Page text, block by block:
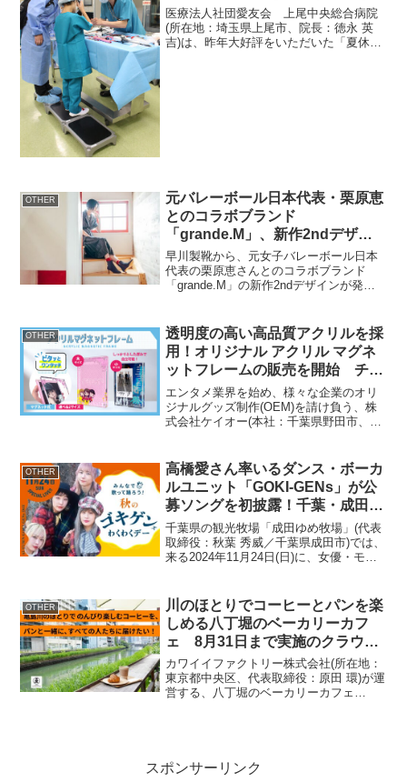
月3日(土)に開催
医療法人社団愛友会 上尾中央総合病院
(所在地：埼玉県上尾市、院長：徳永 英
吉)は、昨年大好評をいただいた「夏休み
OTHER
元バレーボール日本代表・栗原恵
とのコラボブランド
「grande.M」、新作2ndデザイ
ンを発表
早川製靴から、元女子バレーボール日本
代表の栗原恵さんとのコラボブランド
「grande.M」の新作2ndデザインが発表
URL： URL：販売形態：受注販売...
OTHER
透明度の高い高品質アクリルを採
用！オリジナル アクリル マグネ
ットフレームの販売を開始 チェ
キやポストカードなどのディスプ
レイにおすすめ
エンタメ業界を始め、様々な企業のオリ
ジナルグッズ制作(OEM)を請け負う、株
式会社ケイオー(本社：千葉県野田市、代
フレームの販売を開始いたしました。当
社は、デザ...
OTHER
高橋愛さん率いるダンス・ボーカ
ルユニット「GOKI-GENs」が公
募ソングを初披露！千葉・成田ゆ
め牧場で11月24日開催 『秋の
ゴキゲンズわくわくデー』
千葉県の観光牧場「成田ゆめ牧場」(代表
取締役：秋葉 秀威／千葉県成田市)では、
来る2024年11月24日(日)に、女優・モデ
イブ・パフォーマンスを中心としたイ
ベ...
OTHER
川のほとりでコーヒーとパンを楽
しめる八丁堀のベーカリーカフ
ェ 8月31日まで実施のクラウド
ファンディングで目標金額92％を
達成
カワイイファクトリー株式会社(所在地：
東京都中央区、代表取締役：原田 環)が運
営する、八丁堀のベーカリーカフェ
スポンサーリンク